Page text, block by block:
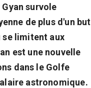
survole
de plus d'un but
se limitent aux
est une nouvelle
dans le Golfe
astronomique.